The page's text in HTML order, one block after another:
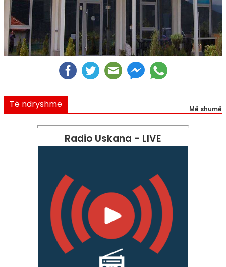
Të ndryshme Më shumë
Radio Uskana - LIVE